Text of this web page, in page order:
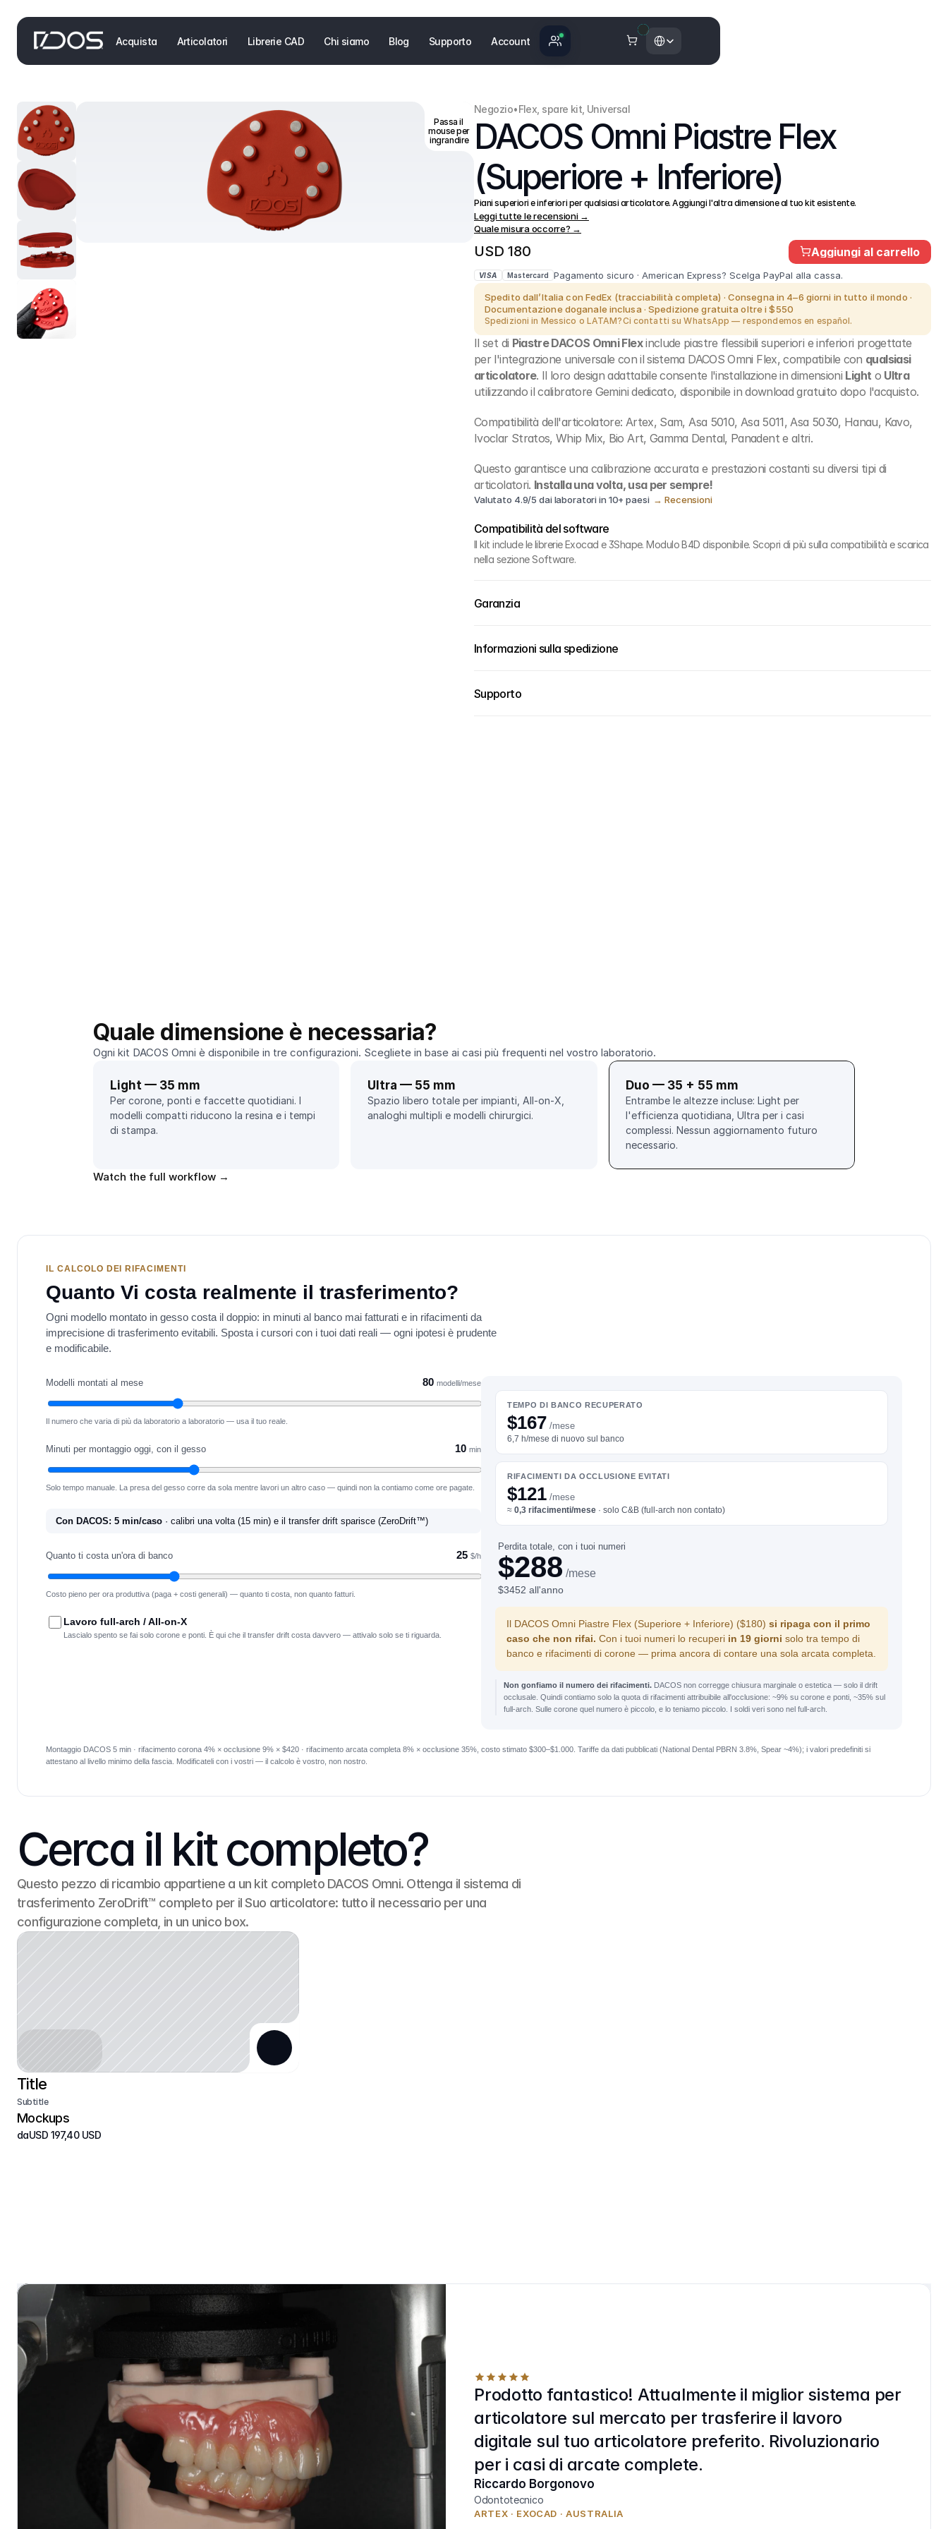
Acquista Articolatori Librerie CAD Chi siamo Blog Supporto Account
Select Language
Passa il
mouse per
ingrandire
Negozio•Flex, spare kit, Universal
DACOS Omni Piastre Flex
(Superiore + Inferiore)
Piani superiori e inferiori per qualsiasi articolatore. Aggiungi l'altra dimensione al tuo kit esistente.
Leggi tutte le recensioni →
Quale misura occorre? →
USD 180 Aggiungi al carrello
VISA Mastercard
Pagamento sicuro · American Express? Scelga PayPal alla cassa.
Spedito dall’Italia con FedEx (tracciabilità completa) · Consegna in 4–6 giorni in tutto il mondo ·
Documentazione doganale inclusa · Spedizione gratuita oltre i $550
Spedizioni in Messico o LATAM?Ci contatti su WhatsApp — respondemos en español.
Il set di Piastre DACOS Omni Flex include piastre flessibili superiori e inferiori progettate
per l'integrazione universale con il sistema DACOS Omni Flex, compatibile con qualsiasi
articolatore. Il loro design adattabile consente l'installazione in dimensioni Light o Ultra
utilizzando il calibratore Gemini dedicato, disponibile in download gratuito dopo l'acquisto.
Compatibilità dell'articolatore: Artex, Sam, Asa 5010, Asa 5011, Asa 5030, Hanau, Kavo,
Ivoclar Stratos, Whip Mix, Bio Art, Gamma Dental, Panadent e altri.
Questo garantisce una calibrazione accurata e prestazioni costanti su diversi tipi di
articolatori. Installa una volta, usa per sempre!
Valutato 4.9/5 dai laboratori in 10+ paesi → Recensioni
Compatibilità del software
Il kit include le librerie Exocad e 3Shape. Modulo B4D disponibile. Scopri di più sulla compatibilità e scarica
nella sezione Software.
Garanzia
Informazioni sulla spedizione
Supporto
Quale dimensione è necessaria?
Ogni kit DACOS Omni è disponibile in tre configurazioni. Scegliete in base ai casi più frequenti nel vostro laboratorio.
Light — 35 mm
Per corone, ponti e faccette quotidiani. I
modelli compatti riducono la resina e i tempi
di stampa.
Ultra — 55 mm
Spazio libero totale per impianti, All-on-X,
analoghi multipli e modelli chirurgici.
Duo — 35 + 55 mm
Entrambe le altezze incluse: Light per
l'efficienza quotidiana, Ultra per i casi
complessi. Nessun aggiornamento futuro
necessario.
Watch the full workflow →
IL CALCOLO DEI RIFACIMENTI
Quanto Vi costa realmente il trasferimento?
Ogni modello montato in gesso costa il doppio: in minuti al banco mai fatturati e in rifacimenti da
imprecisione di trasferimento evitabili. Sposta i cursori con i tuoi dati reali — ogni ipotesi è prudente
e modificabile.
Modelli montati al mese 80 modelli/mese
Il numero che varia di più da laboratorio a laboratorio — usa il tuo reale.
Minuti per montaggio oggi, con il gesso 10 min
Solo tempo manuale. La presa del gesso corre da sola mentre lavori un altro caso — quindi non la contiamo come ore pagate.
Con DACOS: 5 min/caso · calibri una volta (15 min) e il transfer drift sparisce (ZeroDrift™)
Quanto ti costa un'ora di banco 25 $/h
Costo pieno per ora produttiva (paga + costi generali) — quanto ti costa, non quanto fatturi.
Lavoro full-arch / All-on-X
Lascialo spento se fai solo corone e ponti. È qui che il transfer drift costa davvero — attivalo solo se ti riguarda.
TEMPO DI BANCO RECUPERATO
$167 /mese
6,7 h/mese di nuovo sul banco
RIFACIMENTI DA OCCLUSIONE EVITATI
$121 /mese
≈ 0,3 rifacimenti/mese · solo C&B (full-arch non contato)
Perdita totale, con i tuoi numeri
$288 /mese
$3452 all'anno
Il DACOS Omni Piastre Flex (Superiore + Inferiore) ($180) si ripaga con il primo
caso che non rifai. Con i tuoi numeri lo recuperi in 19 giorni solo tra tempo di
banco e rifacimenti di corone — prima ancora di contare una sola arcata completa.
Non gonfiamo il numero dei rifacimenti. DACOS non corregge chiusura marginale o estetica — solo il drift
occlusale. Quindi contiamo solo la quota di rifacimenti attribuibile all'occlusione: ~9% su corone e ponti, ~35% sul
full-arch. Sulle corone quel numero è piccolo, e lo teniamo piccolo. I soldi veri sono nel full-arch.
Montaggio DACOS 5 min · rifacimento corona 4% × occlusione 9% × $420 · rifacimento arcata completa 8% × occlusione 35%, costo stimato $300–$1.000. Tariffe da dati pubblicati (National Dental PBRN 3.8%, Spear ~4%); i valori predefiniti si
attestano al livello minimo della fascia. Modificateli con i vostri — il calcolo è vostro, non nostro.
Cerca il kit completo?
Questo pezzo di ricambio appartiene a un kit completo DACOS Omni. Ottenga il sistema di
trasferimento ZeroDrift™ completo per il Suo articolatore: tutto il necessario per una
configurazione completa, in un unico box.
Title
Subtitle
Mockups
daUSD 197,40 USD
Prodotto fantastico! Attualmente il miglior sistema per
articolatore sul mercato per trasferire il lavoro
digitale sul tuo articolatore preferito. Rivoluzionario
per i casi di arcate complete.
Riccardo Borgonovo
Odontotecnico
ARTEX · EXOCAD · AUSTRALIA